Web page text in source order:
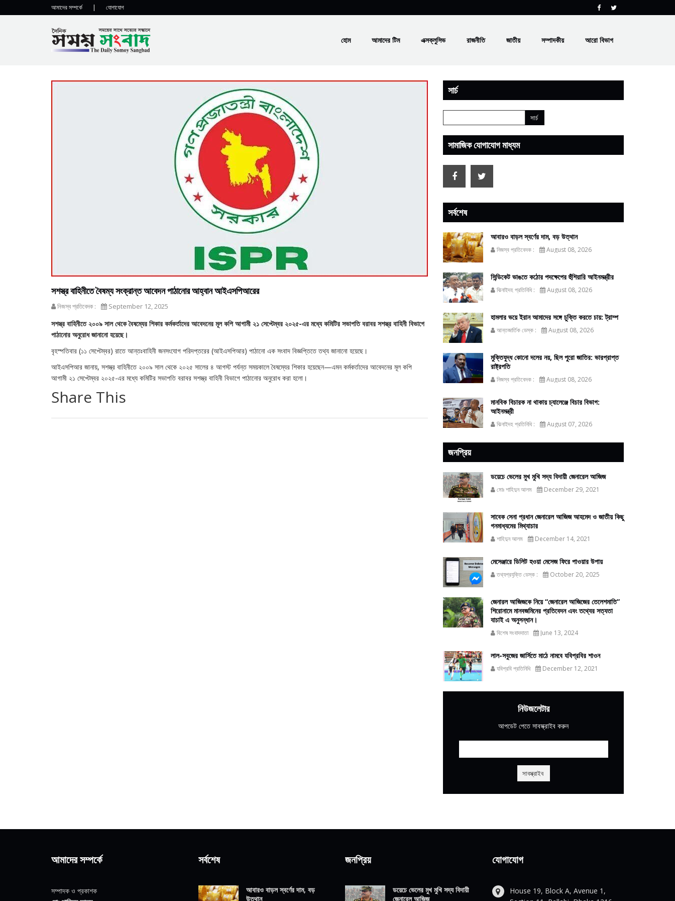
আমাদের সম্পর্কে | যোগাযোগ
হোম আমাদের টিম এক্সক্লুসিভ রাজনীতি জাতীয় সম্পাদকীয় আরো বিভাগ
সশস্ত্র বাহিনীতে বৈষম্য সংক্রান্ত আবেদন পাঠানোর আহ্বান আইএসপিআরের
নিজস্ব প্রতিবেদক : September 12, 2025
সশস্ত্র বাহিনীতে ২০০৯ সাল থেকে বৈষম্যের শিকার কর্মকর্তাদের আবেদনের মূল কপি আগামী ২১ সেপ্টেম্বর ২০২৫-এর মধ্যে কমিটির সভাপতি বরাবর সশস্ত্র বাহিনী বিভাগে
পাঠানোর অনুরোধ জানানো হয়েছে।
বৃহস্পতিবার (১১ সেপ্টেম্বর) রাতে আন্তঃবাহিনী জনসংযোগ পরিদপ্তরের (আইএসপিআর) পাঠানো এক সংবাদ বিজ্ঞপ্তিতে তথ্য জানানো হয়েছে।
আইএসপিআর জানায়, সশস্ত্র বাহিনীতে ২০০৯ সাল থেকে ২০২৫ সালের ৪ আগস্ট পর্যন্ত সময়কালে বৈষম্যের শিকার হয়েছেন—এমন কর্মকর্তাদের আবেদনের মূল কপি
আগামী ২১ সেপ্টেম্বর ২০২৫-এর মধ্যে কমিটির সভাপতি বরাবর সশস্ত্র বাহিনী বিভাগে পাঠানোর অনুরোধ করা হলো।
Share This
সার্চ
সামাজিক যোগাযোগ মাধ্যম
সর্বশেষ
আবারও বাড়ল স্বর্ণের দাম, বড় উত্থান
নিজস্ব প্রতিবেদক : August 08, 2026
সিন্ডিকেট ভাঙতে কঠোর পদক্ষেপের হুঁশিয়ারি আইনমন্ত্রীর
ঝিনাইদহ প্রতিনিধি : August 08, 2026
হামলার ভয়ে ইরান আমাদের সঙ্গে চুক্তি করতে চায়: ট্রাম্প
আন্তজার্তিক ডেস্ক : August 08, 2026
মুক্তিযুদ্ধ কোনো দলের নয়, ছিল পুরো জাতির: ভারপ্রাপ্ত
রাষ্ট্রপতি
নিজস্ব প্রতিবেদক : August 08, 2026
মানবিক বিচারক না থাকায় চ্যালেঞ্জে বিচার বিভাগ:
আইনমন্ত্রী
ঝিনাইদহ প্রতিনিধি : August 07, 2026
জনপ্রিয়
ডয়েচে ভেলের মুখ মুখি সদ্য বিদায়ী জেনারেল আজিজ
মোঃ শাহিদুন আলম December 29, 2021
সাবেক সেনা প্রধান জেনারেল আজিজ আহমেদ ও জাতীয় কিছু
গনমাধ্যমের মিথ্যাচার
শাহিদুন আলম December 14, 2021
মেসেঞ্জারে ডিলিট হওয়া মেসেজ ফিরে পাওয়ার উপায়
তথ্যপ্রযুক্তি ডেস্ক : October 20, 2025
জেনারল আজিজকে নিয়ে “জেনারেল আজিজের তেলেশমাতি”
শিরোনামে মানবজমিনের প্রতিবেদন এবং তথ্যের সত্যতা
যাচাই এ অনুসন্ধান।
বিশেষ সংবাদদাতা June 13, 2024
লাল-সবুজের জার্সিতে মাঠে নামবে যবিপ্রবির শাওন
যবিপ্রবি প্রতিনিধি December 12, 2021
নিউজলেটার
আপডেট পেতে সাবস্ক্রাইব করুন
আমাদের সম্পর্কে
সম্পাদক ও প্রকাশক
সর্বশেষ
আবারও বাড়ল স্বর্ণের দাম, বড়
উত্থান
জনপ্রিয়
ডয়েচে ভেলের মুখ মুখি সদ্য বিদায়ী
জেনারেল আজিজ
যোগাযোগ
House 19, Block A, Avenue 1,